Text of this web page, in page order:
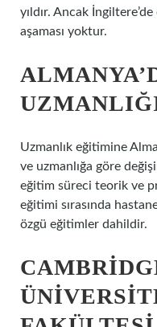
yıldır. Ancak
aşaması yoktur.
Uzmanlık eğitimine
ve uzmanlığa göre
eğitim süreci teorik ve
eğitimi sırasında
özgü eğitimler dahildir.